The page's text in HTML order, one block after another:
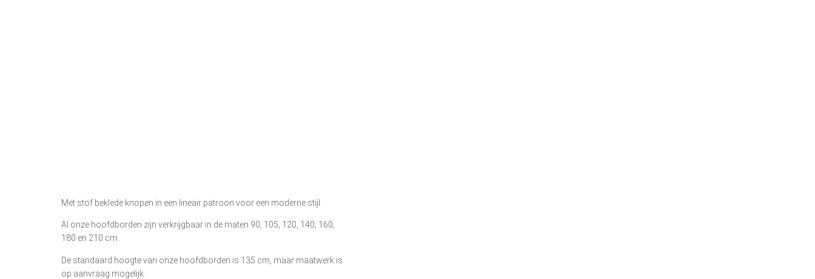
Met stof beklede knopen in een lineair patroon voor een moderne stijl.
Al onze hoofdborden zijn verkrijgbaar in de maten 90, 105, 120, 140, 160,
180 en 210 cm.
De standaard hoogte van onze hoofdborden is 135 cm, maar maatwerk is
op aanvraag mogelijk.